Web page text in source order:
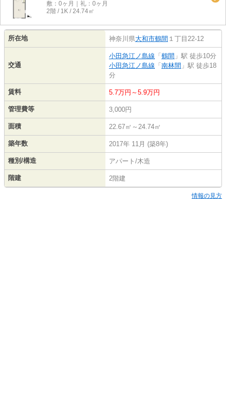
敷：0ヶ月｜礼：0ヶ月
2階 / 1K / 24.74㎡
所在地 神奈川県大和市鶴間 １丁目22-12
交通
小田急江ノ島線 「 鶴間 」駅 徒歩10分
小田急江ノ島線 「 南林間 」駅 徒歩18
分
賃料 5.7万円～5.9万円
管理費等 3,000円
面積 22.67㎡～24.74㎡
築年数 2017年 11月 (築8年)
種別/構造 アパート/木造
階建 2階建
情報の見方